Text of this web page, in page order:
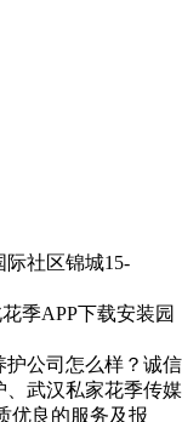
际社区锦城15-
季APP下载安装园
公司怎么样？诚信
、武汉私家花季传媒
优良的服务及报